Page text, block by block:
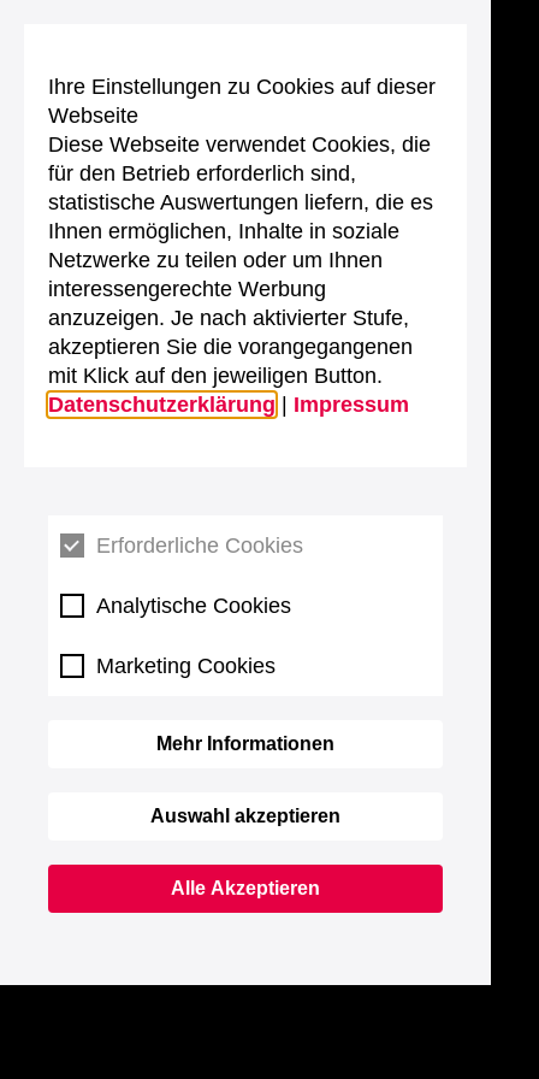
Ihre Einstellungen zu Cookies auf dieser
Webseite
Diese Webseite verwendet Cookies, die
für den Betrieb erforderlich sind,
statistische Auswertungen liefern, die es
Ihnen ermöglichen, Inhalte in soziale
Netzwerke zu teilen oder um Ihnen
interessengerechte Werbung
anzuzeigen. Je nach aktivierter Stufe,
akzeptieren Sie die vorangegangenen
mit Klick auf den jeweiligen Button.
Datenschutzerklärung
Impressum
Erforderliche Cookies
Analytische Cookies
Marketing Cookies
Mehr Informationen
Auswahl akzeptieren
Alle Akzeptieren